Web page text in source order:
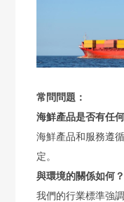
常問問題：
海鮮產品是否有任
海鮮產品和服務遵
定。
與環境的關係如何？
我們的行業標準強